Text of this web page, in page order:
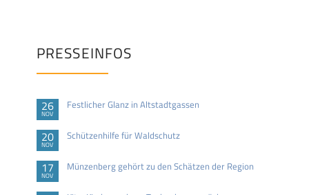
PRESSEINFOS
26
NOV
Festlicher Glanz in Altstadtgassen
20
NOV
Schützenhilfe für Waldschutz
17
NOV
Münzenberg gehört zu den Schätzen der Region